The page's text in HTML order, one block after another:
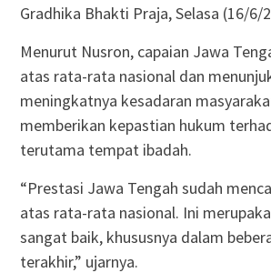
Gradhika Bhakti Praja, Selasa (16/6/
Menurut Nusron, capaian Jawa
atas rata-rata nasional dan
meningkatnya kesadaran
memberikan kepastian hukum
terutama tempat ibadah.
“Prestasi Jawa Tengah sudah
atas rata-rata nasional. Ini
sangat baik, khususnya dalam
terakhir,” ujarnya.